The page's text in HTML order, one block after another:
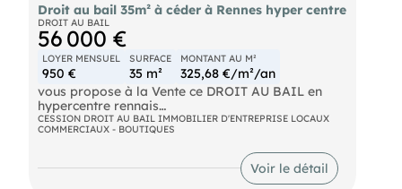
Droit au bail 35m² à céder à Rennes hyper centre
DROIT AU BAIL
56 000 €
LOYER MENSUEL
950 €
SURFACE
35 m²
MONTANT AU M²
325,68 €/m²/an
vous propose à la Vente ce DROIT AU BAIL en
hypercentre rennais
Découvrez cette opportunité commerciale
À deux pas de la place des Lices et du métro
CESSION DROIT AU BAIL IMMOBILIER D'ENTREPRISE LOCAUX
COMMERCIAUX - BOUTIQUES
Voir le détail